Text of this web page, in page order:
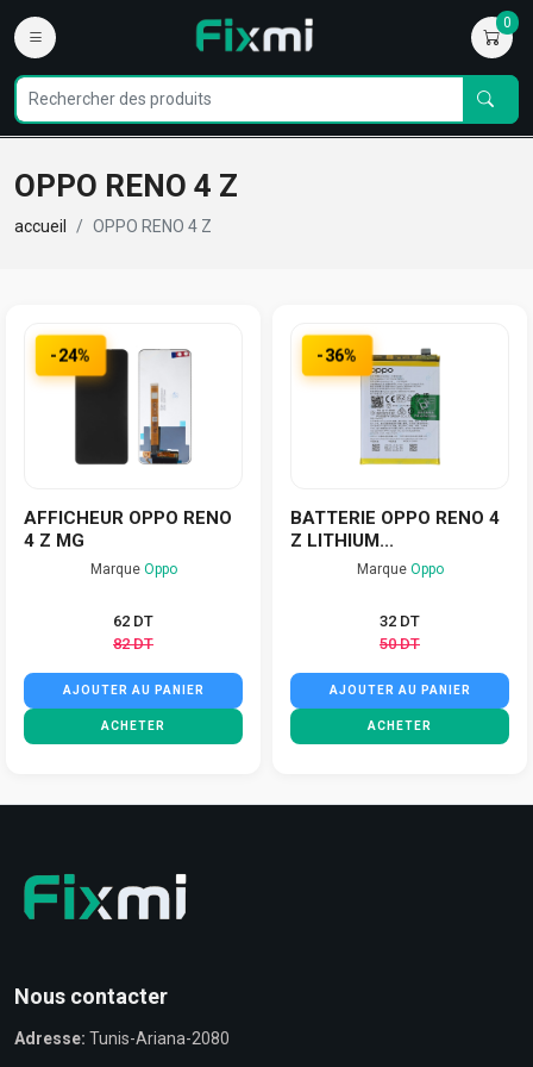
0
OPPO RENO 4 Z
accueil OPPO RENO 4 Z
-24%
AFFICHEUR OPPO RENO
4 Z MG
Marque Oppo
62 DT
82 DT
AJOUTER AU PANIER
ACHETER
-36%
BATTERIE OPPO RENO 4
Z LITHIUM...
Marque Oppo
32 DT
50 DT
AJOUTER AU PANIER
ACHETER
Nous contacter
Adresse: Tunis-Ariana-2080